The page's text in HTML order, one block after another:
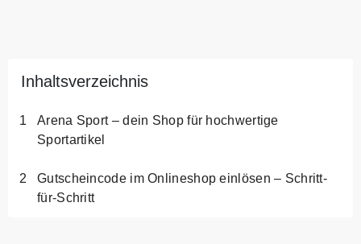
Inhaltsverzeichnis
Arena Sport – dein Shop für hochwertige
Sportartikel
Gutscheincode im Onlineshop einlösen – Schritt-
für-Schritt